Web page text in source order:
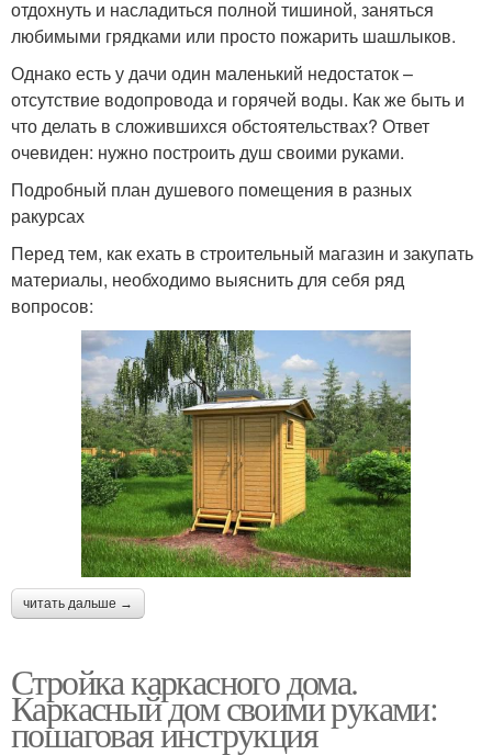
отдохнуть и насладиться полной тишиной, заняться
любимыми грядками или просто пожарить шашлыков.
Однако есть у дачи один маленький недостаток –
отсутствие водопровода и горячей воды. Как же быть и
что делать в сложившихся обстоятельствах? Ответ
очевиден: нужно построить душ своими руками.
Подробный план душевого помещения в разных
ракурсах
Перед тем, как ехать в строительный магазин и закупать
материалы, необходимо выяснить для себя ряд
вопросов:
читать дальше →
Стройка каркасного дома.
Каркасный дом своими руками:
пошаговая инструкция